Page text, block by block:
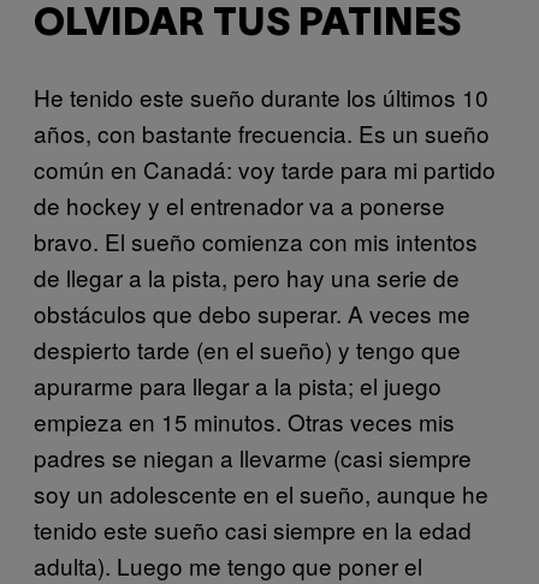
OLVIDAR TUS PATINES
He tenido este sueño durante los últimos 10
años, con bastante frecuencia. Es un sueño
común en Canadá: voy tarde para mi partido
de hockey y el entrenador va a ponerse
bravo. El sueño comienza con mis intentos
de llegar a la pista, pero hay una serie de
obstáculos que debo superar. A veces me
despierto tarde (en el sueño) y tengo que
apurarme para llegar a la pista; el juego
empieza en 15 minutos. Otras veces mis
padres se niegan a llevarme (casi siempre
soy un adolescente en el sueño, aunque he
tenido este sueño casi siempre en la edad
adulta). Luego me tengo que poner el